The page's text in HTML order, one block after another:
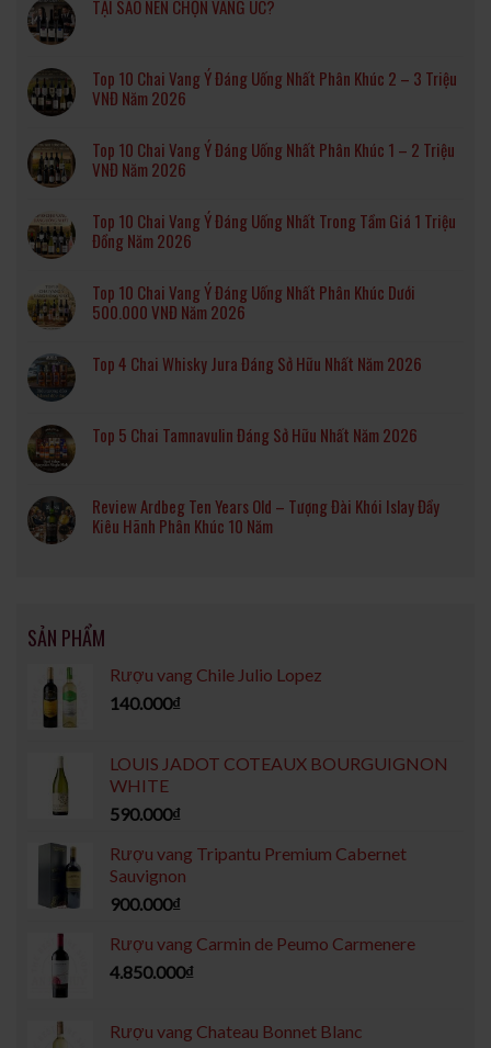
TẠI SAO NÊN CHỌN VANG ÚC?
Top 10 Chai Vang Ý Đáng Uống Nhất Phân Khúc 2 – 3 Triệu
VNĐ Năm 2026
Top 10 Chai Vang Ý Đáng Uống Nhất Phân Khúc 1 – 2 Triệu
VNĐ Năm 2026
Top 10 Chai Vang Ý Đáng Uống Nhất Trong Tầm Giá 1 Triệu
Đồng Năm 2026
Top 10 Chai Vang Ý Đáng Uống Nhất Phân Khúc Dưới
500.000 VNĐ Năm 2026
Top 4 Chai Whisky Jura Đáng Sở Hữu Nhất Năm 2026
Top 5 Chai Tamnavulin Đáng Sở Hữu Nhất Năm 2026
Review Ardbeg Ten Years Old – Tượng Đài Khói Islay Đầy
Kiêu Hãnh Phân Khúc 10 Năm
SẢN PHẨM
Rượu vang Chile Julio Lopez
140.000₫
LOUIS JADOT COTEAUX BOURGUIGNON
WHITE
590.000₫
Rượu vang Tripantu Premium Cabernet
Sauvignon
900.000₫
Rượu vang Carmin de Peumo Carmenere
4.850.000₫
Rượu vang Chateau Bonnet Blanc